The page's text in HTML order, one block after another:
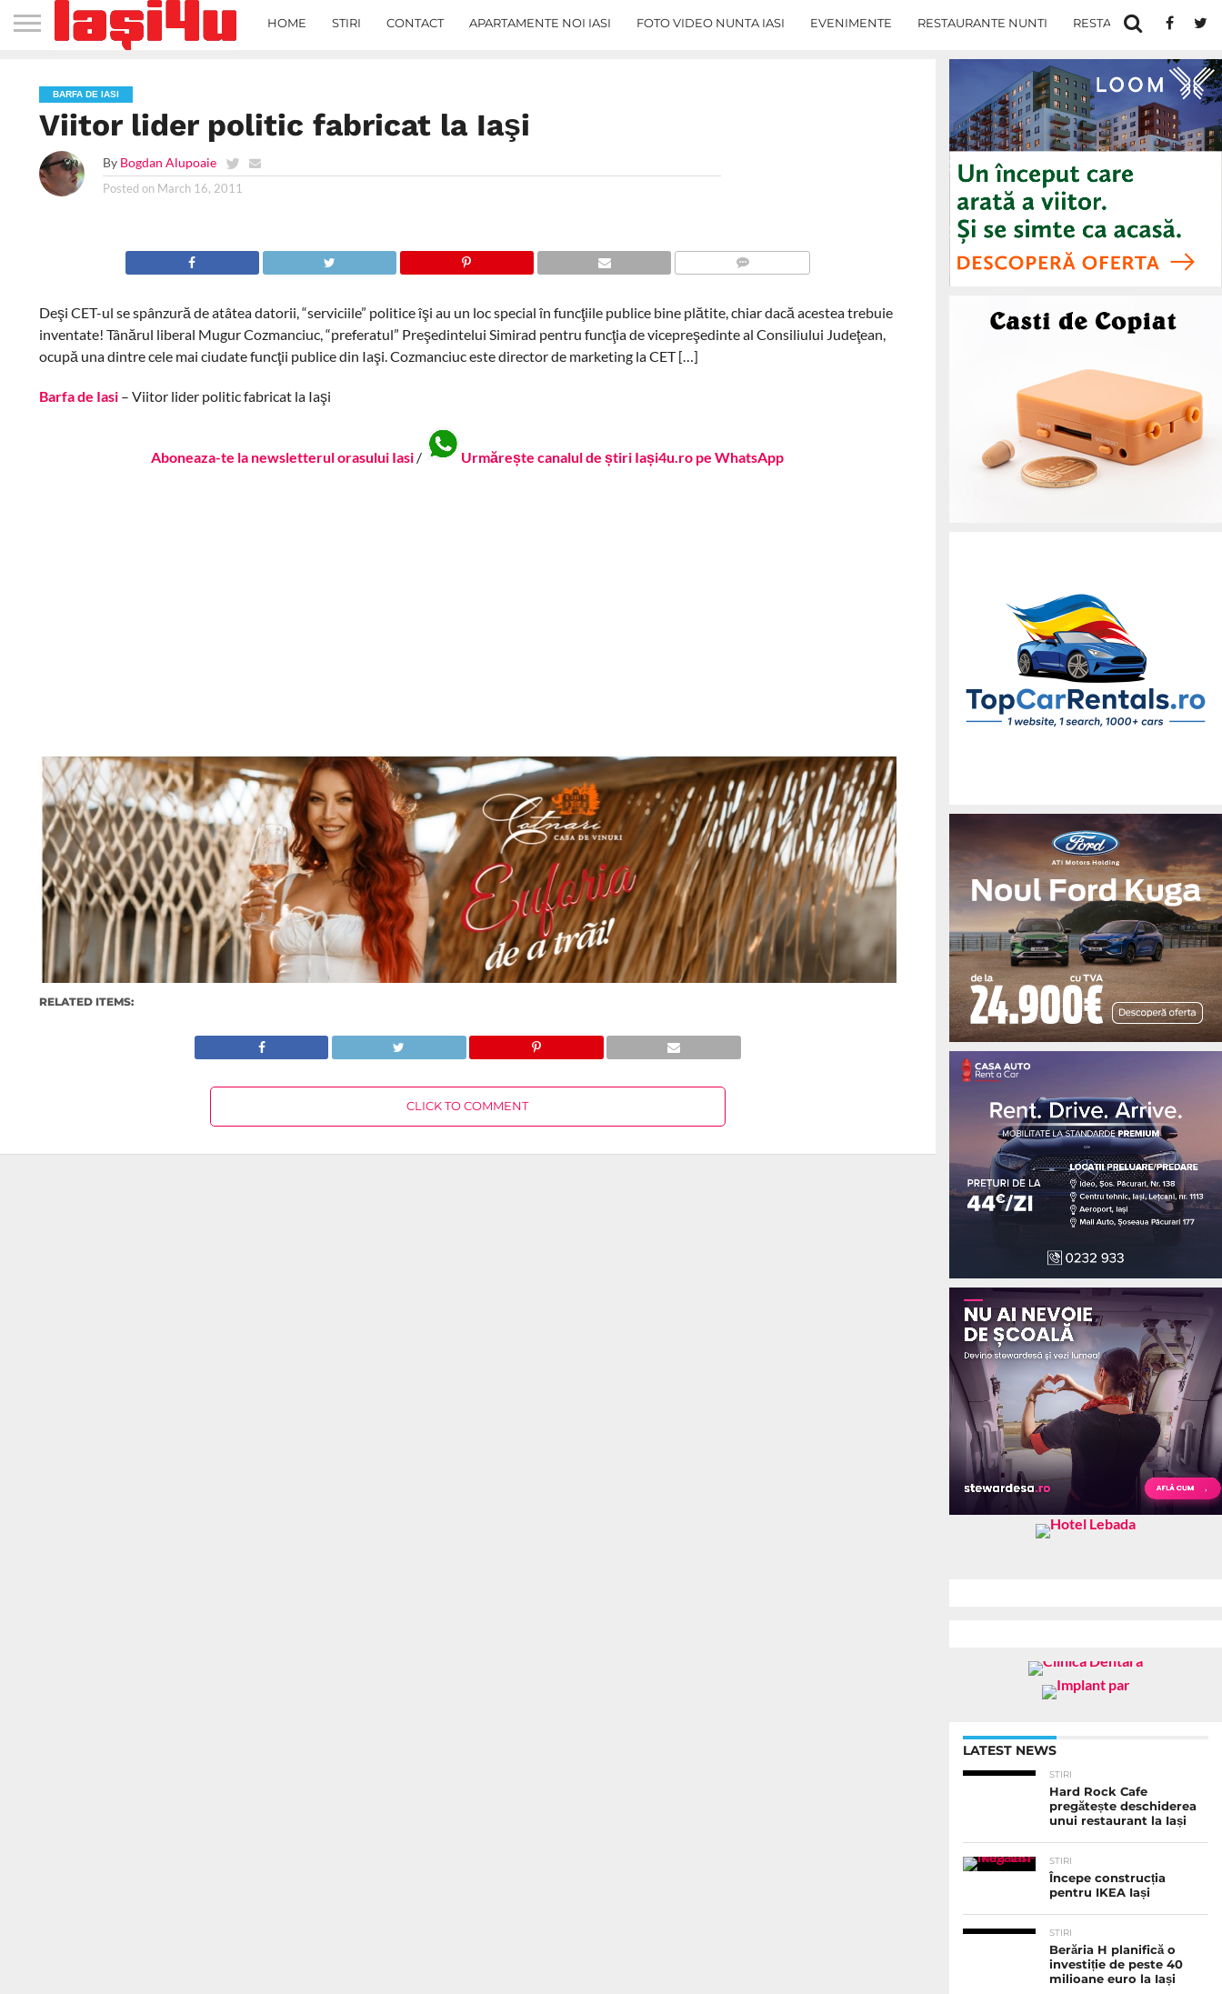
HOME STIRI CONTACT APARTAMENTE NOI IASI FOTO VIDEO NUNTA IASI EVENIMENTE RESTAURANTE NUNTI RESTAURANTE IN IASI
BARFA DE IASI
Viitor lider politic fabricat la Iaşi
By Bogdan Alupoaie
Posted on March 16, 2011
Deşi CET-ul se spânzură de atâtea datorii, “serviciile” politice îşi au un loc special în funcţiile publice bine plătite, chiar dacă acestea trebuie
inventate! Tânărul liberal Mugur Cozmanciuc, “preferatul” Preşedintelui Simirad pentru funcţia de vicepreşedinte al Consiliului Judeţean,
ocupă una dintre cele mai ciudate funcţii publice din Iaşi. Cozmanciuc este director de marketing la CET […]
Barfa de Iasi– Viitor lider politic fabricat la Iaşi
Aboneaza-te la newsletterul orasului Iasi / Urmărește canalul de știri Iași4u.ro pe WhatsApp
RELATED ITEMS:
CLICK TO COMMENT
LATEST NEWS
STIRI
Hard Rock Cafe
pregătește deschiderea
unui restaurant la Iași
STIRI
Începe construcția
pentru IKEA Iași
STIRI
Berăria H planifică o
investiție de peste 40
milioane euro la Iași